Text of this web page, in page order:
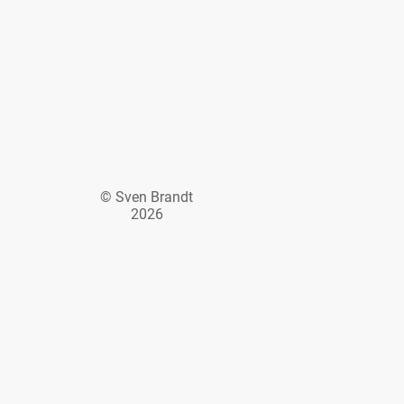
© Sven Brandt
2026